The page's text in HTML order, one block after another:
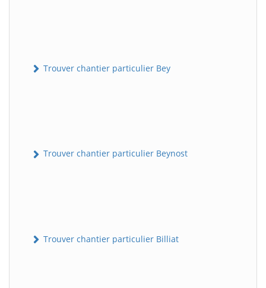
Trouver chantier particulier Bey
Trouver chantier particulier Beynost
Trouver chantier particulier Billiat